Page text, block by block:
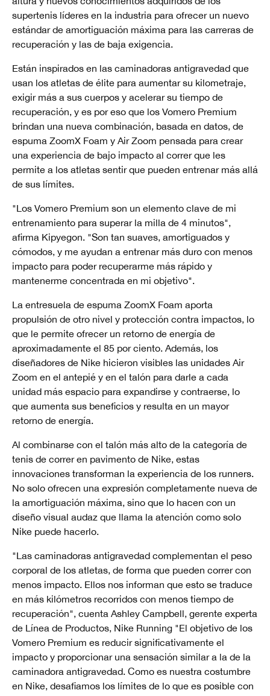
supertenis líderes en la industria para ofrecer un nuevo
estándar de amortiguación máxima para las carreras de
recuperación y las de baja exigencia.
Están inspirados en las caminadoras antigravedad que
usan los atletas de élite para aumentar su kilometraje,
exigir más a sus cuerpos y acelerar su tiempo de
recuperación, y es por eso que los Vomero Premium
brindan una nueva combinación, basada en datos, de
espuma ZoomX Foam y Air Zoom pensada para crear
una experiencia de bajo impacto al correr que les
permite a los atletas sentir que pueden entrenar más allá
de sus límites.
"Los Vomero Premium son un elemento clave de mi
entrenamiento para superar la milla de 4 minutos",
afirma Kipyegon. "Son tan suaves, amortiguados y
cómodos, y me ayudan a entrenar más duro con menos
impacto para poder recuperarme más rápido y
mantenerme concentrada en mi objetivo".
La entresuela de espuma ZoomX Foam aporta
propulsión de otro nivel y protección contra impactos, lo
que le permite ofrecer un retorno de energía de
aproximadamente el 85 por ciento. Además, los
diseñadores de Nike hicieron visibles las unidades Air
Zoom en el antepié y en el talón para darle a cada
unidad más espacio para expandirse y contraerse, lo
que aumenta sus beneficios y resulta en un mayor
retorno de energía.
Al combinarse con el talón más alto de la categoría de
tenis de correr en pavimento de Nike, estas
innovaciones transforman la experiencia de los runners.
No solo ofrecen una expresión completamente nueva de
la amortiguación máxima, sino que lo hacen con un
diseño visual audaz que llama la atención como solo
Nike puede hacerlo.
"Las caminadoras antigravedad complementan el peso
corporal de los atletas, de forma que pueden correr con
menos impacto. Ellos nos informan que esto se traduce
en más kilómetros recorridos con menos tiempo de
recuperación", cuenta Ashley Campbell, gerente experta
de Línea de Productos, Nike Running "El objetivo de los
Vomero Premium es reducir significativamente el
impacto y proporcionar una sensación similar a la de la
caminadora antigravedad. Como es nuestra costumbre
en Nike, desafiamos los límites de lo que es posible con